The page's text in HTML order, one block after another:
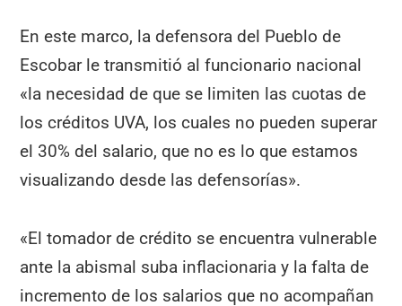
En este marco, la defensora del Pueblo de
Escobar le transmitió al funcionario nacional
«la necesidad de que se limiten las cuotas de
los créditos UVA, los cuales no pueden superar
el 30% del salario, que no es lo que estamos
visualizando desde las defensorías».
«El tomador de crédito se encuentra vulnerable
ante la abismal suba inflacionaria y la falta de
incremento de los salarios que no acompañan